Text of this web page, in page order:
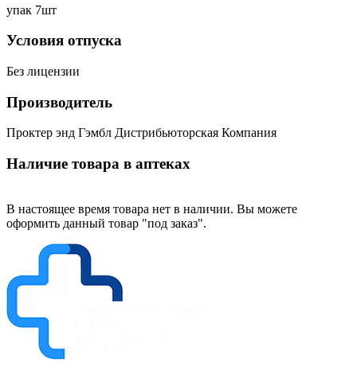
упак 7шт
Условия отпуска
Без лицензии
Производитель
Проктер энд Гэмбл Дистрибьюторская Компания
Наличие товара в аптеках
В настоящее время товара нет в наличии. Вы можете
оформить данный товар "под заказ".